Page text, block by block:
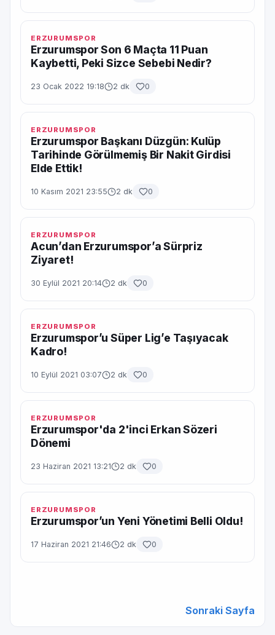
ERZURUMSPOR
Erzurumspor Son 6 Maçta 11 Puan
Kaybetti, Peki Sizce Sebebi Nedir?
23 Ocak 2022 19:18 2 dk 0
ERZURUMSPOR
Erzurumspor Başkanı Düzgün: Kulüp
Tarihinde Görülmemiş Bir Nakit Girdisi
Elde Ettik!
10 Kasım 2021 23:55 2 dk 0
ERZURUMSPOR
Acun’dan Erzurumspor’a Sürpriz
Ziyaret!
30 Eylül 2021 20:14 2 dk 0
ERZURUMSPOR
Erzurumspor’u Süper Lig’e Taşıyacak
Kadro!
10 Eylül 2021 03:07 2 dk 0
ERZURUMSPOR
Erzurumspor'da 2'inci Erkan Sözeri
Dönemi
23 Haziran 2021 13:21 2 dk 0
ERZURUMSPOR
Erzurumspor’un Yeni Yönetimi Belli Oldu!
17 Haziran 2021 21:46 2 dk 0
Sonraki Sayfa